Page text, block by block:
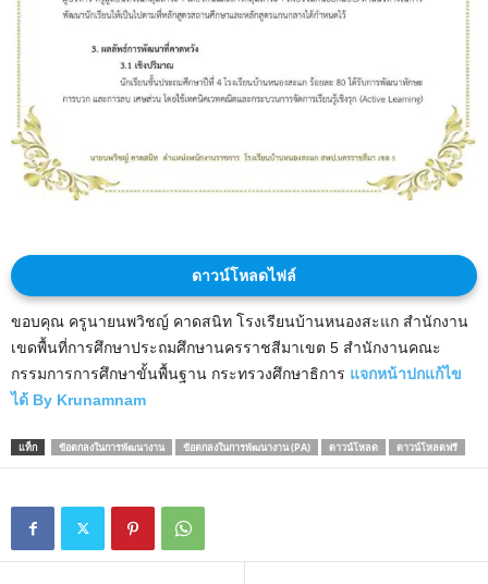
ดาวน์โหลดไฟล์
ขอบคุณ ครูนายนพวิชญ์ คาดสนิท โรงเรียนบ้านหนองสะแก สำนักงาน
เขดพื้นที่การศึกษาประถมศึกษานครราชสีมาเขต 5 สำนักงานคณะ
กรรมการการศึกษาขั้นพื้นฐาน กระทรวงศึกษาธิการ แจกหน้าปกแก้ไข
ได้ By Krunamnam
แท็ก ข้อตกลงในการพัฒนางาน ข้อตกลงในการพัฒนางาน (PA) ดาวน์โหลด ดาวน์โหลดฟรี